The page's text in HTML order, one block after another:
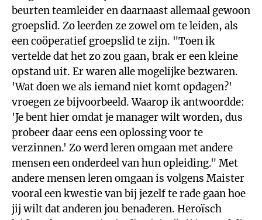
beurten teamleider en daarnaast allemaal gewoon
groepslid. Zo leerden ze zowel om te leiden, als
een coöperatief groepslid te zijn. "Toen ik
vertelde dat het zo zou gaan, brak er een kleine
opstand uit. Er waren alle mogelijke bezwaren.
'Wat doen we als iemand niet komt opdagen?'
vroegen ze bijvoorbeeld. Waarop ik antwoordde:
'Je bent hier omdat je manager wilt worden, dus
probeer daar eens een oplossing voor te
verzinnen.' Zo werd leren omgaan met andere
mensen een onderdeel van hun opleiding." Met
andere mensen leren omgaan is volgens Maister
vooral een kwestie van bij jezelf te rade gaan hoe
jij wilt dat anderen jou benaderen. Heroïsch